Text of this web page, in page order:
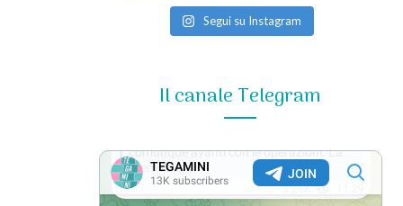
Segui su Instagram
Il canale Telegram